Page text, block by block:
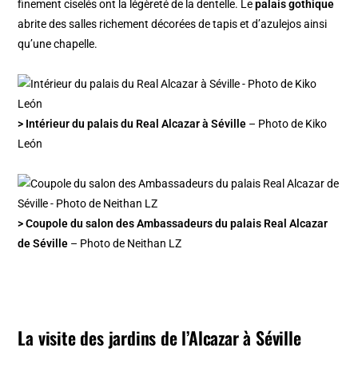
finement ciselés ont la légèreté de la dentelle. Lepalais gothique
abrite des salles richement décorées de tapis et d’azulejos ainsi
qu’une chapelle.
> Intérieur du palais du Real Alcazar à Séville – Photo de Kiko
León
> Coupole du salon des Ambassadeurs du palais Real Alcazar
de Séville – Photo de Neithan LZ
La visite des jardins de l’Alcazar à Séville